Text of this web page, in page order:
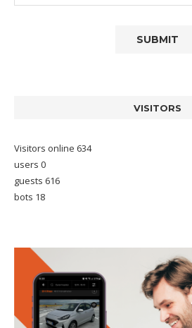
VISITORS
Visitors online 634
users 0
guests 616
bots 18